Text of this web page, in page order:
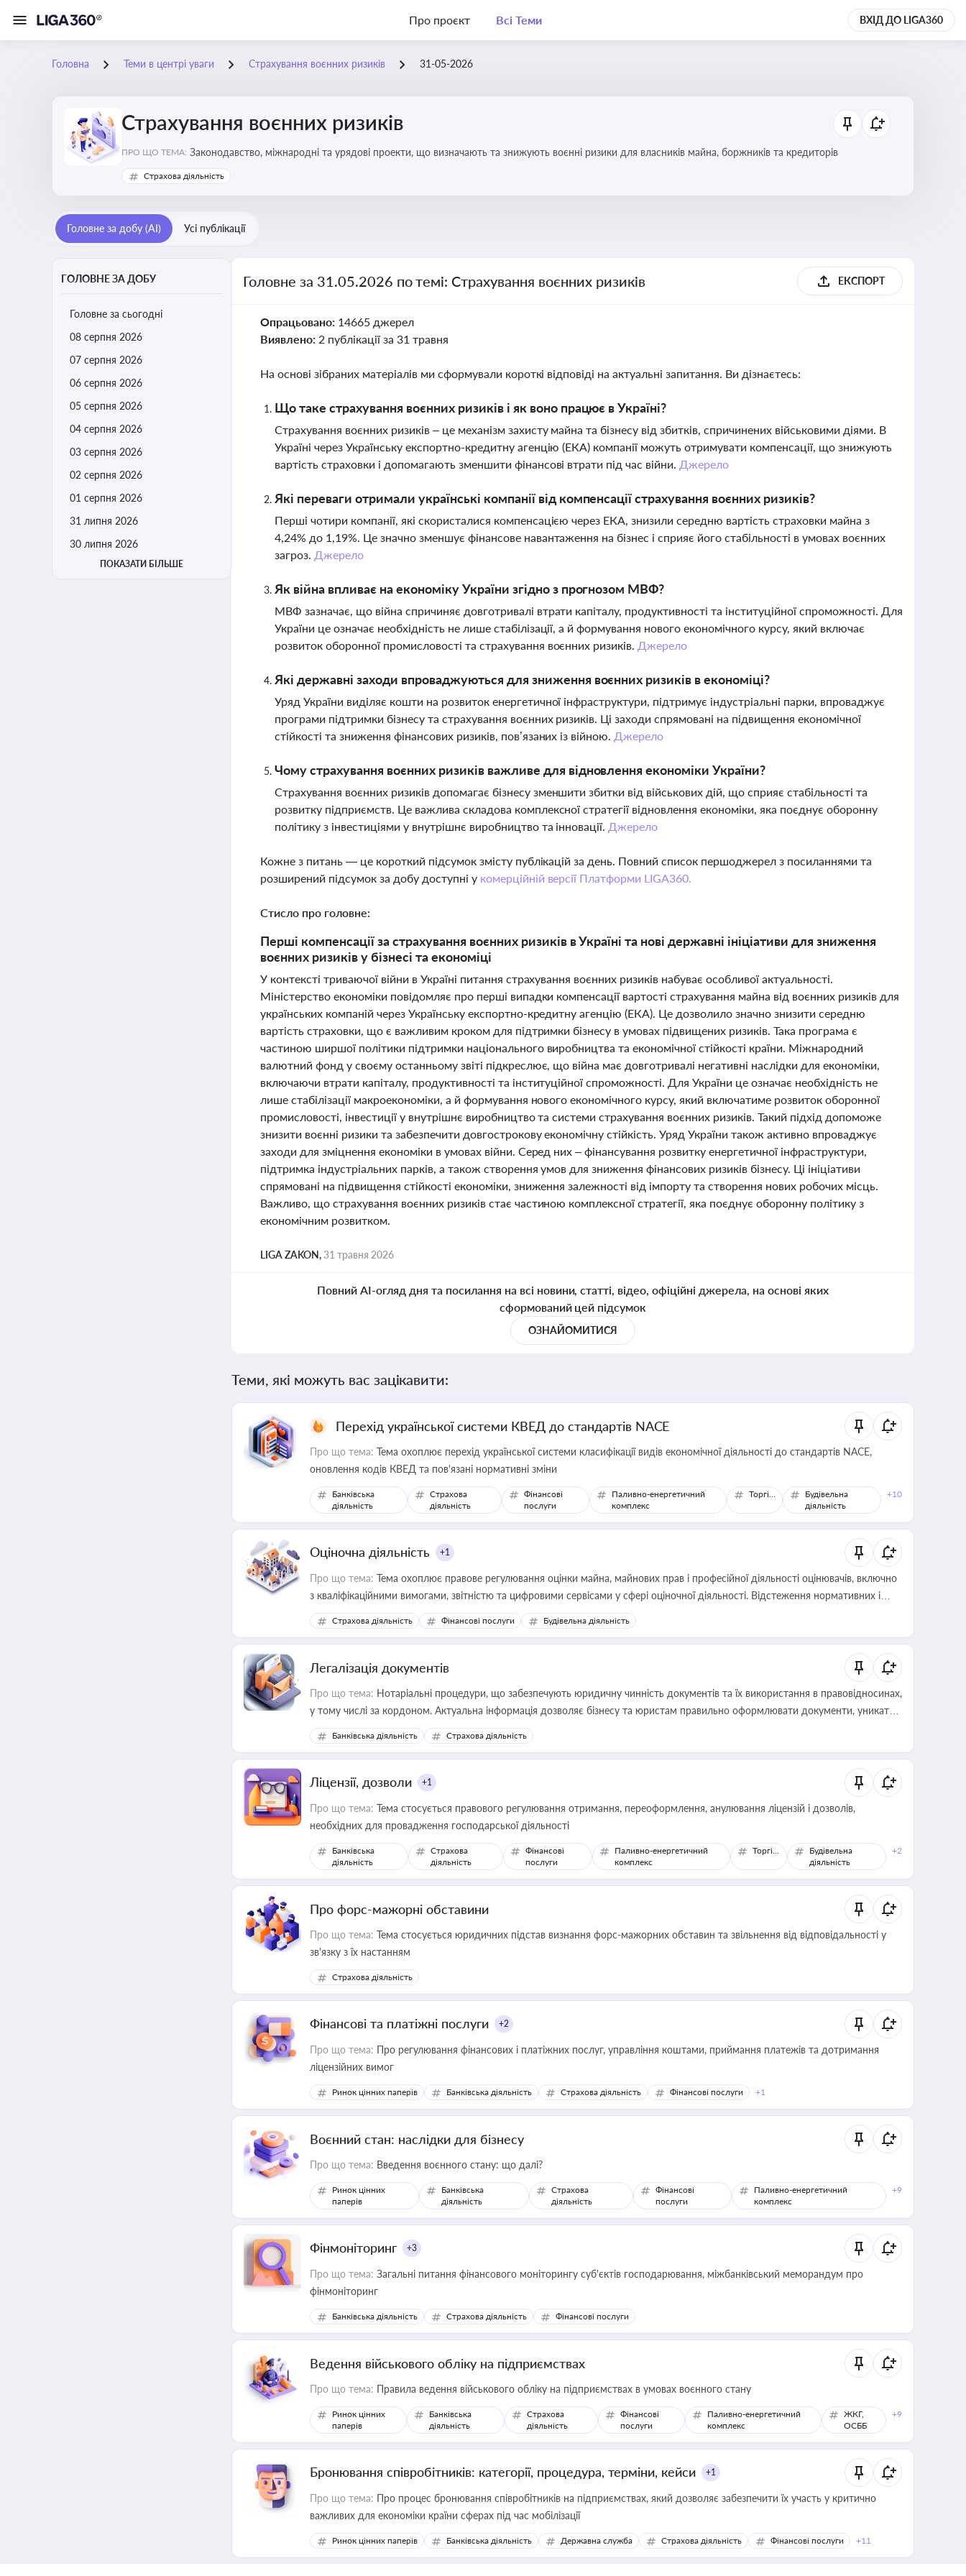
Про проєкт Всі Теми ВХІД ДО LIGA360
Головна Теми в центрі уваги Страхування воєнних ризиків 31-05-2026
Страхування воєнних ризиків
ПРО ЩО ТЕМА: Законодавство, міжнародні та урядові проекти, що визначають та знижують воєнні ризики для власників майна, боржників та кредиторів
Страхова діяльність
Головне за добу (AI) Усі публікації
ГОЛОВНЕ ЗА ДОБУ
Головне за сьогодні
08 серпня 2026
07 серпня 2026
06 серпня 2026
05 серпня 2026
04 серпня 2026
03 серпня 2026
02 серпня 2026
01 серпня 2026
31 липня 2026
30 липня 2026
ПОКАЗАТИ БІЛЬШЕ
Головне за 31.05.2026 по темі: Страхування воєнних ризиків ЕКСПОРТ
Опрацьовано: 14665 джерел
Виявлено: 2 публікації за 31 травня
На основі зібраних матеріалів ми сформували короткі відповіді на актуальні запитання. Ви дізнаєтесь:
Що таке страхування воєнних ризиків і як воно працює в Україні?
Страхування воєнних ризиків – це механізм захисту майна та бізнесу від збитків, спричинених військовими діями. В
Україні через Українську експортно-кредитну агенцію (ЕКА) компанії можуть отримувати компенсації, що знижують
вартість страховки і допомагають зменшити фінансові втрати під час війни. Джерело
Які переваги отримали українські компанії від компенсації страхування воєнних ризиків?
Перші чотири компанії, які скористалися компенсацією через ЕКА, знизили середню вартість страховки майна з
4,24% до 1,19%. Це значно зменшує фінансове навантаження на бізнес і сприяє його стабільності в умовах воєнних
загроз. Джерело
Як війна впливає на економіку України згідно з прогнозом МВФ?
МВФ зазначає, що війна спричиняє довготривалі втрати капіталу, продуктивності та інституційної спроможності. Для
України це означає необхідність не лише стабілізації, а й формування нового економічного курсу, який включає
розвиток оборонної промисловості та страхування воєнних ризиків. Джерело
Які державні заходи впроваджуються для зниження воєнних ризиків в економіці?
Уряд України виділяє кошти на розвиток енергетичної інфраструктури, підтримує індустріальні парки, впроваджує
програми підтримки бізнесу та страхування воєнних ризиків. Ці заходи спрямовані на підвищення економічної
стійкості та зниження фінансових ризиків, пов’язаних із війною. Джерело
Чому страхування воєнних ризиків важливе для відновлення економіки України?
Страхування воєнних ризиків допомагає бізнесу зменшити збитки від військових дій, що сприяє стабільності та
розвитку підприємств. Це важлива складова комплексної стратегії відновлення економіки, яка поєднує оборонну
політику з інвестиціями у внутрішнє виробництво та інновації. Джерело
Кожне з питань — це короткий підсумок змісту публікацій за день. Повний список першоджерел з посиланнями та
розширений підсумок за добу доступні у комерційній версії Платформи LIGA360.
Стисло про головне:
Перші компенсації за страхування воєнних ризиків в Україні та нові державні ініціативи для зниження
воєнних ризиків у бізнесі та економіці
У контексті триваючої війни в Україні питання страхування воєнних ризиків набуває особливої актуальності.
Міністерство економіки повідомляє про перші випадки компенсації вартості страхування майна від воєнних ризиків для
українських компаній через Українську експортно-кредитну агенцію (ЕКА). Це дозволило значно знизити середню
вартість страховки, що є важливим кроком для підтримки бізнесу в умовах підвищених ризиків. Така програма є
частиною ширшої політики підтримки національного виробництва та економічної стійкості країни. Міжнародний
валютний фонд у своєму останньому звіті підкреслює, що війна має довготривалі негативні наслідки для економіки,
включаючи втрати капіталу, продуктивності та інституційної спроможності. Для України це означає необхідність не
лише стабілізації макроекономіки, а й формування нового економічного курсу, який включатиме розвиток оборонної
промисловості, інвестиції у внутрішнє виробництво та системи страхування воєнних ризиків. Такий підхід допоможе
знизити воєнні ризики та забезпечити довгострокову економічну стійкість. Уряд України також активно впроваджує
заходи для зміцнення економіки в умовах війни. Серед них – фінансування розвитку енергетичної інфраструктури,
підтримка індустріальних парків, а також створення умов для зниження фінансових ризиків бізнесу. Ці ініціативи
спрямовані на підвищення стійкості економіки, зниження залежності від імпорту та створення нових робочих місць.
Важливо, що страхування воєнних ризиків стає частиною комплексної стратегії, яка поєднує оборонну політику з
економічним розвитком.
LIGA ZAKON,31 травня 2026
Повний AI-огляд дня та посилання на всі новини, статті, відео, офіційні джерела, на основі яких
сформований цей підсумок
ОЗНАЙОМИТИСЯ
Теми, які можуть вас зацікавити:
Перехід української системи КВЕД до стандартів NACE
Про що тема: Тема охоплює перехід української системи класифікації видів економічної діяльності до стандартів NACE,
оновлення кодів КВЕД та пов'язані нормативні зміни
Банківська
діяльність
Страхова
діяльність
Фінансові
послуги
Паливно-енергетичний
комплекс
Торгівля
Будівельна
діяльність
+10
Оціночна діяльність +1
Про що тема: Тема охоплює правове регулювання оцінки майна, майнових прав і професійної діяльності оцінювачів, включно
з кваліфікаційними вимогами, звітністю та цифровими сервісами у сфері оціночної діяльності. Відстеження нормативних і
медійних змін у цій сфері корисне для власника бізнесу, керівника, юриста або бухгалтера під час оподаткування,
приватизації, оренди державного майна, корпоративних угод і перевірки статусу суб'єктів оціночної діяльності
Страхова діяльність Фінансові послуги Будівельна діяльність
Легалізація документів
Про що тема: Нотаріальні процедури, що забезпечують юридичну чинність документів та їх використання в правовідносинах,
у тому числі за кордоном. Актуальна інформація дозволяє бізнесу та юристам правильно оформлювати документи, уникати
ризиків недійсності та забезпечувати їх належне прийняття органами влади та контрагентами
Банківська діяльність Страхова діяльність
Ліцензії, дозволи +1
Про що тема: Тема стосується правового регулювання отримання, переоформлення, анулювання ліцензій і дозволів,
необхідних для провадження господарської діяльності
Банківська
діяльність
Страхова
діяльність
Фінансові
послуги
Паливно-енергетичний
комплекс
Торгівля
Будівельна
діяльність
+2
Про форс-мажорні обставини
Про що тема: Тема стосується юридичних підстав визнання форс-мажорних обставин та звільнення від відповідальності у
зв'язку з їх настанням
Страхова діяльність
Фінансові та платіжні послуги +2
Про що тема: Про регулювання фінансових і платіжних послуг, управління коштами, приймання платежів та дотримання
ліцензійних вимог
Ринок цінних паперів Банківська діяльність Страхова діяльність Фінансові послуги +1
Воєнний стан: наслідки для бізнесу
Про що тема: Введення воєнного стану: що далі?
Ринок цінних
паперів
Банківська
діяльність
Страхова
діяльність
Фінансові
послуги
Паливно-енергетичний
комплекс
+9
Фінмоніторинг +3
Про що тема: Загальні питання фінансового моніторингу суб'єктів господарювання, міжбанківський меморандум про
фінмоніторинг
Банківська діяльність Страхова діяльність Фінансові послуги
Ведення військового обліку на підприємствах
Про що тема: Правила ведення військового обліку на підприємствах в умовах воєнного стану
Ринок цінних
паперів
Банківська
діяльність
Страхова
діяльність
Фінансові
послуги
Паливно-енергетичний
комплекс
ЖКГ,
ОСББ
+9
Бронювання співробітників: категорії, процедура, терміни, кейси +1
Про що тема: Про процес бронювання співробітників на підприємствах, який дозволяє забезпечити їх участь у критично
важливих для економіки країни сферах під час мобілізації
Ринок цінних паперів Банківська діяльність Державна служба Страхова діяльність Фінансові послуги +11